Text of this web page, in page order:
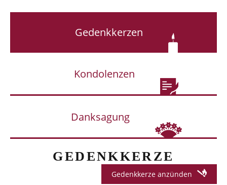
Gedenkkerzen
Kondolenzen
Danksagung
GEDENKKERZE
Gedenkkerze anzünden